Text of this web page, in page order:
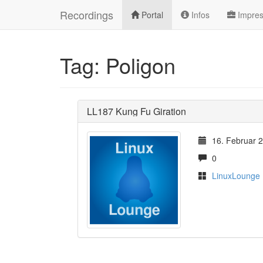
Recordings Portal Infos
Tag: Poligon
LL187 Kung Fu Giration
16. Februar
0
LinuxLounge